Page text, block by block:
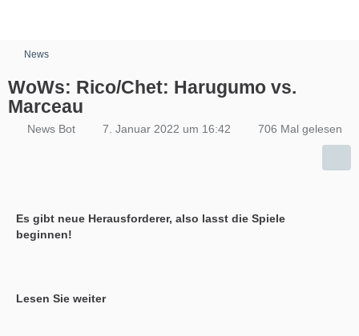
News
WoWs: Rico/Chet: Harugumo vs.
Marceau
News Bot 7. Januar 2022 um 16:42 706 Mal gelesen
Es gibt neue Herausforderer, also lasst die Spiele
beginnen!
Lesen Sie weiter